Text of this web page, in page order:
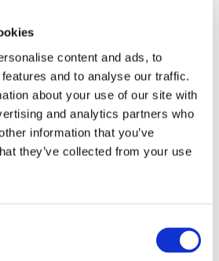
content and ads, to
and to analyse our traffic.
about your use of our site with
and analytics partners who
information that you’ve
they’ve collected from your use
i trafik på